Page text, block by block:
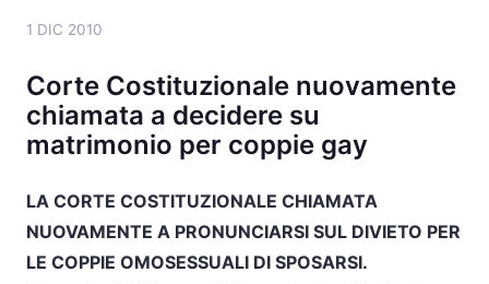
1 DIC 2010
Corte Costituzionale nuovamente
chiamata a decidere su
matrimonio per coppie gay
LA CORTE COSTITUZIONALE CHIAMATA
NUOVAMENTE A PRONUNCIARSI SUL DIVIETO PER
LE COPPIE OMOSESSUALI DI SPOSARSI.